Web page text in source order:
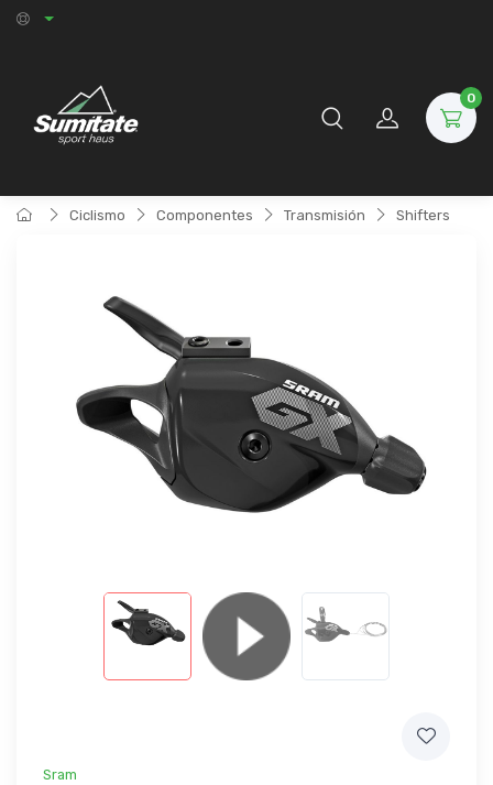
0
Ciclismo Componentes Transmisión Shifters
Sram